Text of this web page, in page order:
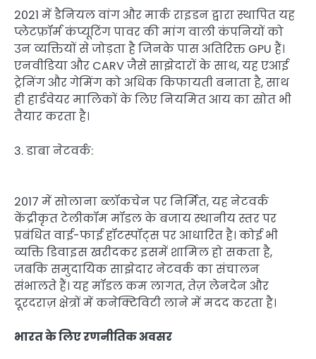
2021 में डैनियल वांग और मार्क राइडन द्वारा स्थापित यह
प्लेटफ़ॉर्म कंप्यूटिंग पावर की मांग वाली कंपनियों को
उन व्यक्तियों से जोड़ता है जिनके पास अतिरिक्त GPU हैं।
एनवीडिया और CARV जैसे साझेदारों के साथ, यह एआई
ट्रेनिंग और गेमिंग को अधिक किफायती बनाता है, साथ
ही हार्डवेयर मालिकों के लिए नियमित आय का स्रोत भी
तैयार करता है।
3. डाबा नेटवर्क:
2017 में सोलाना ब्लॉकचेन पर निर्मित, यह नेटवर्क
केंद्रीकृत टेलीकॉम मॉडल के बजाय स्थानीय स्तर पर
प्रबंधित वाई-फाई हॉटस्पॉट्स पर आधारित है। कोई भी
व्यक्ति डिवाइस खरीदकर इसमें शामिल हो सकता है,
जबकि समुदायिक साझेदार नेटवर्क का संचालन
संभालते हैं। यह मॉडल कम लागत, तेज़ लेनदेन और
दूरदराज़ क्षेत्रों में कनेक्टिविटी लाने में मदद करता है।
भारत के लिए रणनीतिक अवसर